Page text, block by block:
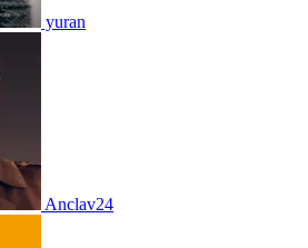
yuran
Anclav24